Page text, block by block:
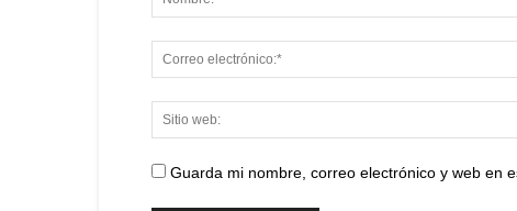
Guarda mi nombre, correo electrónico y web en